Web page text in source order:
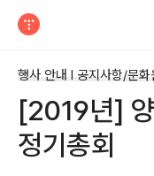
행사 안내 Ι 공지사항/문화
[2019년]
정기총회